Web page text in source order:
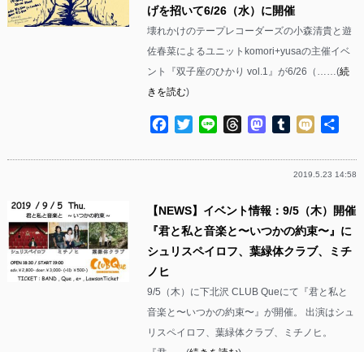
げを招いて6/26（水）に開催
壊れかけのテープレコーダーズの小森清貴と遊
佐春菜によるユニットkomori+yusaの主催イベ
ント『双子座のひかり vol.1』が6/26（……(続
きを読む)
Facebook
TwitterLine ThreadsMastodon
Tumblr
Mixi
2019.5.23 14:58
【NEWS】イベント情報：9/5（木）開催
『君と私と音楽と〜いつかの約束〜』に
シュリスペイロフ、葉緑体クラブ、ミチ
ノヒ
9/5（木）に下北沢 CLUB Queにて『君と私と
音楽と〜いつかの約束〜』が開催。 出演はシュ
リスペイロフ、葉緑体クラブ、ミチノヒ。